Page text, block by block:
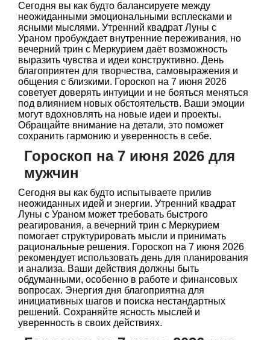
Сегодня вы как будто балансируете между
неожиданными эмоциональными всплесками и
ясными мыслями. Утренний квадрат Луны с
Ураном пробуждает внутренние переживания, но
вечерний трин с Меркурием даёт возможность
выразить чувства и идеи конструктивно. День
благоприятен для творчества, самовыражения и
общения с близкими. Гороскоп на 7 июня 2026
советует доверять интуиции и не бояться меняться
под влиянием новых обстоятельств. Ваши эмоции
могут вдохновлять на новые идеи и проекты.
Обращайте внимание на детали, это поможет
сохранить гармонию и уверенность в себе.
Гороскоп на 7 июня 2026 для
мужчин
Сегодня вы как будто испытываете прилив
неожиданных идей и энергии. Утренний квадрат
Луны с Ураном может требовать быстрого
реагирования, а вечерний трин с Меркурием
помогает структурировать мысли и принимать
рациональные решения. Гороскоп на 7 июня 2026
рекомендует использовать день для планирования
и анализа. Ваши действия должны быть
обдуманными, особенно в работе и финансовых
вопросах. Энергия дня благоприятна для
инициативных шагов и поиска нестандартных
решений. Сохраняйте ясность мыслей и
уверенность в своих действиях.